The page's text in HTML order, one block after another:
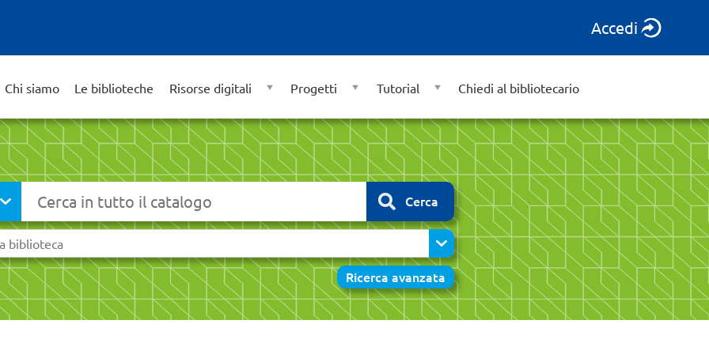
Accedi
Chi siamo Le biblioteche Risorse digitali Progetti Tutorial Chiedi al bibliotecario
Cerca
Ricerca avanzata